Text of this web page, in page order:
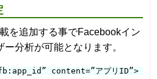
を追加する事でFacebookイン
分析が可能となります。
content=”アプリID”>